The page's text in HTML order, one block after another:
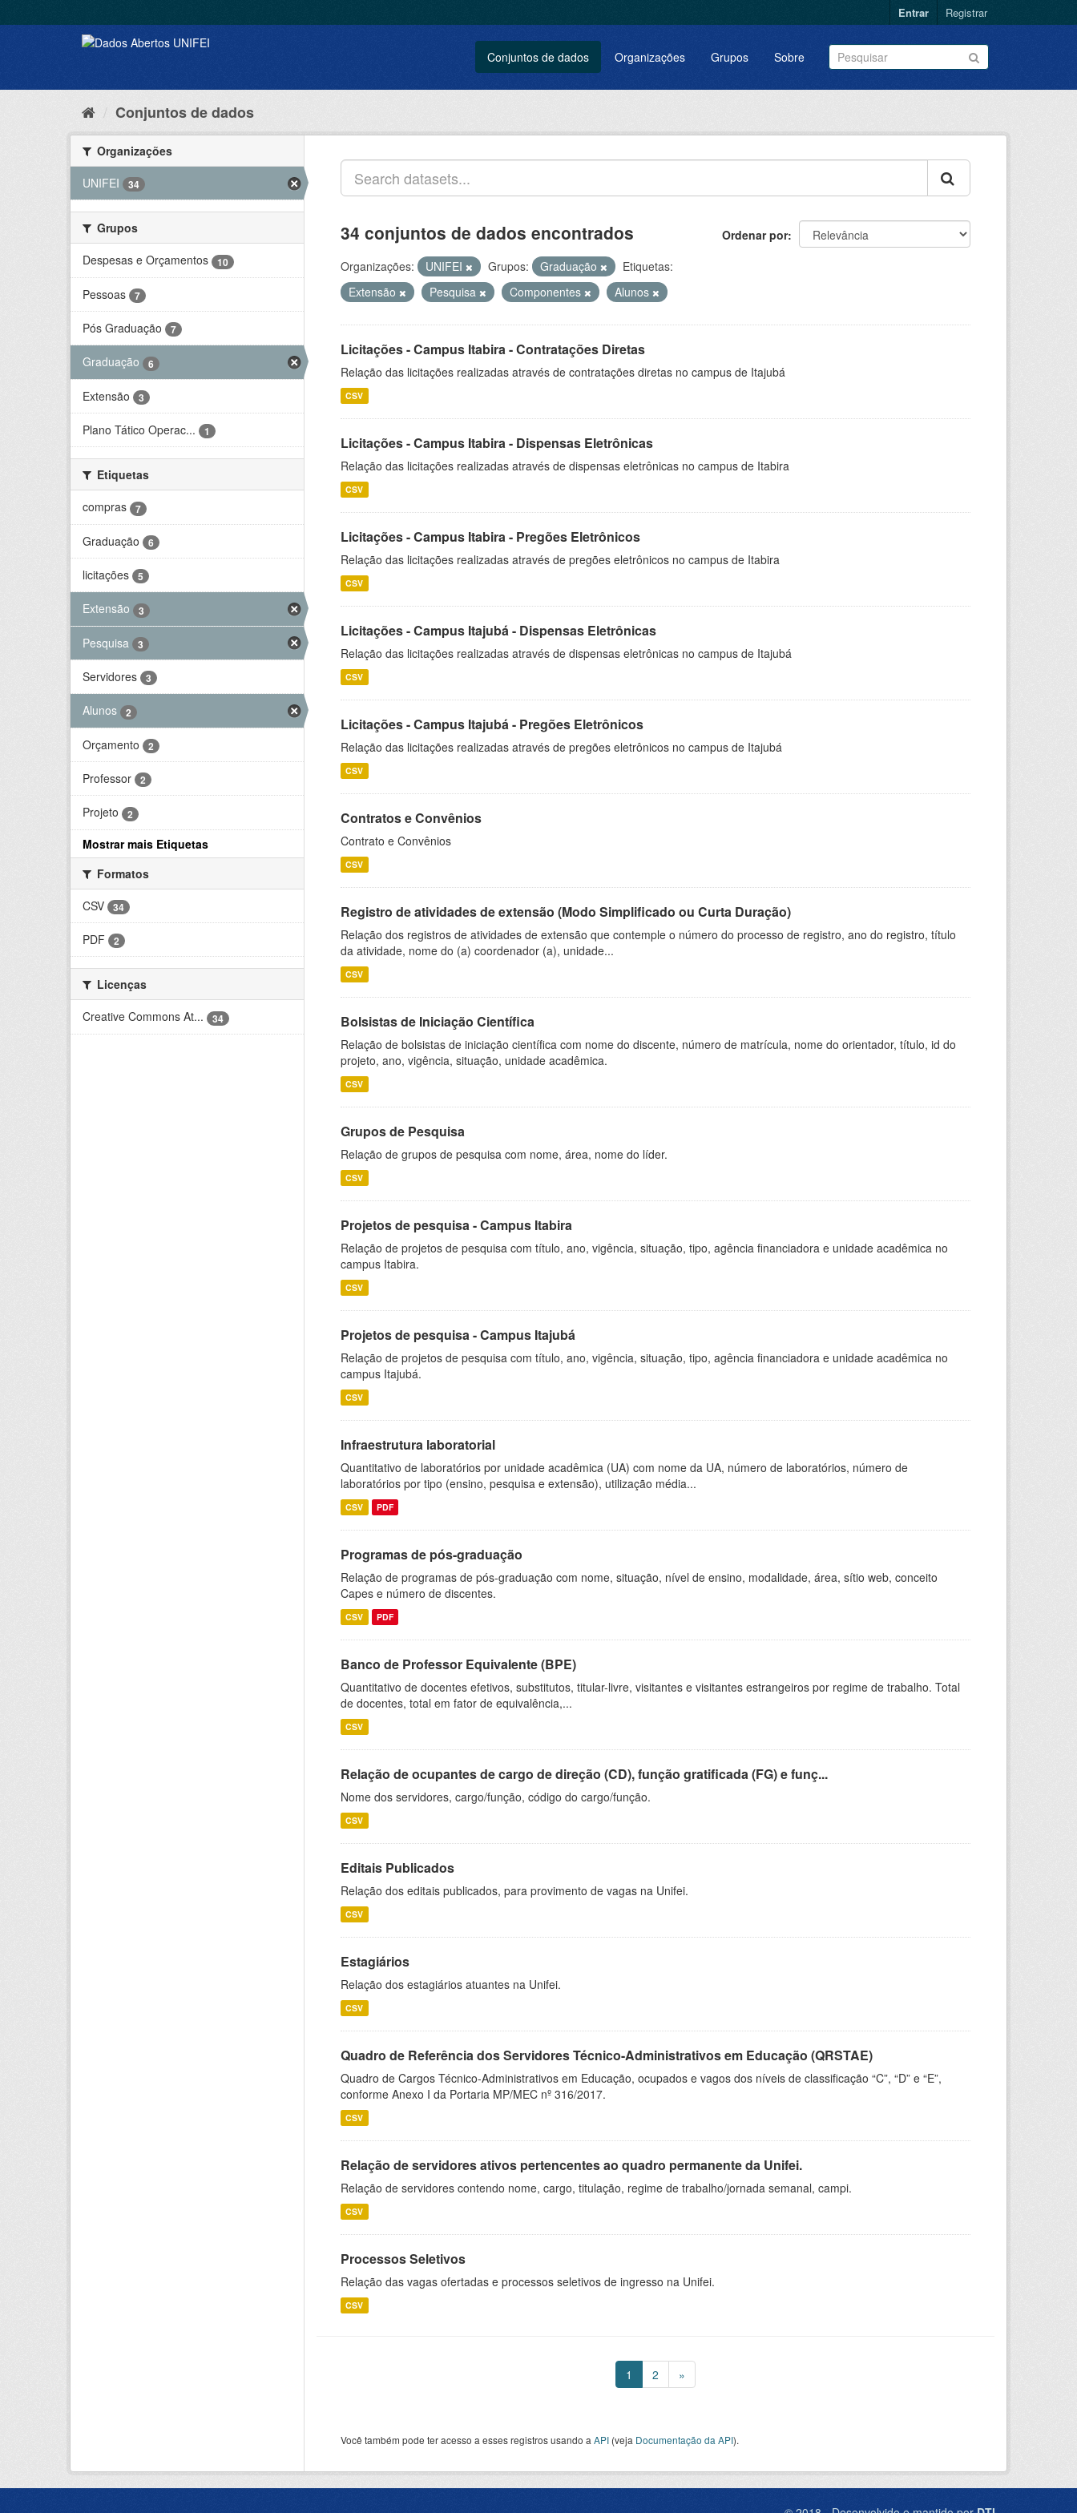
Entrar Registrar
Conjuntos de dados Organizações Grupos Sobre
Conjuntos de dados
Organizações
UNIFEI
34
Grupos
Despesas e Orçamentos
10
Pessoas 7
Pós Graduação 7
Graduação 6
Extensão 3
Plano Tático Operac... 1
Etiquetas
compras
7
Graduação 6
licitações 5
Extensão 3
Pesquisa 3
Servidores 3
Alunos 2
Orçamento 2
Professor 2
Projeto 2
Mostrar mais Etiquetas
Formatos
CSV
34
PDF 2
Licenças
Creative Commons At...
34
Ordenar por
34 conjuntos de dados encontrados
Organizações: UNIFEI Grupos: Graduação
Etiquetas:
Extensão
Pesquisa Componentes Alunos
Licitações - Campus Itabira - Contratações Diretas
Relação das licitações realizadas através de contratações diretas no campus de Itajubá
CSV
Licitações - Campus Itabira - Dispensas Eletrônicas
Relação das licitações realizadas através de dispensas eletrônicas no campus de Itabira
CSV
Licitações - Campus Itabira - Pregões Eletrônicos
Relação das licitações realizadas através de pregões eletrônicos no campus de Itabira
CSV
Licitações - Campus Itajubá - Dispensas Eletrônicas
Relação das licitações realizadas através de dispensas eletrônicas no campus de Itajubá
CSV
Licitações - Campus Itajubá - Pregões Eletrônicos
Relação das licitações realizadas através de pregões eletrônicos no campus de Itajubá
CSV
Contratos e Convênios
Contrato e Convênios
CSV
Registro de atividades de extensão (Modo Simplificado ou Curta Duração)
Relação dos registros de atividades de extensão que contemple o número do processo de registro, ano do registro, título
da atividade, nome do (a) coordenador (a), unidade...
CSV
Bolsistas de Iniciação Científica
Relação de bolsistas de iniciação científica com nome do discente, número de matrícula, nome do orientador, título, id do
projeto, ano, vigência, situação, unidade acadêmica.
CSV
Grupos de Pesquisa
Relação de grupos de pesquisa com nome, área, nome do líder.
CSV
Projetos de pesquisa - Campus Itabira
Relação de projetos de pesquisa com título, ano, vigência, situação, tipo, agência financiadora e unidade acadêmica no
campus Itabira.
CSV
Projetos de pesquisa - Campus Itajubá
Relação de projetos de pesquisa com título, ano, vigência, situação, tipo, agência financiadora e unidade acadêmica no
campus Itajubá.
CSV
Infraestrutura laboratorial
Quantitativo de laboratórios por unidade acadêmica (UA) com nome da UA, número de laboratórios, número de
laboratórios por tipo (ensino, pesquisa e extensão), utilização média...
CSV PDF
Programas de pós-graduação
Relação de programas de pós-graduação com nome, situação, nível de ensino, modalidade, área, sítio web, conceito
Capes e número de discentes.
CSV PDF
Banco de Professor Equivalente (BPE)
Quantitativo de docentes efetivos, substitutos, titular-livre, visitantes e visitantes estrangeiros por regime de trabalho. Total
de docentes, total em fator de equivalência,...
CSV
Relação de ocupantes de cargo de direção (CD), função gratificada (FG) e funç...
Nome dos servidores, cargo/função, código do cargo/função.
CSV
Editais Publicados
Relação dos editais publicados, para provimento de vagas na Unifei.
CSV
Estagiários
Relação dos estagiários atuantes na Unifei.
CSV
Quadro de Referência dos Servidores Técnico-Administrativos em Educação (QRSTAE)
Quadro de Cargos Técnico-Administrativos em Educação, ocupados e vagos dos níveis de classificação “C”, “D” e “E”,
conforme Anexo I da Portaria MP/MEC nº 316/2017.
CSV
Relação de servidores ativos pertencentes ao quadro permanente da Unifei.
Relação de servidores contendo nome, cargo, titulação, regime de trabalho/jornada semanal, campi.
CSV
Processos Seletivos
Relação das vagas ofertadas e processos seletivos de ingresso na Unifei.
CSV
1 2 »
Você também pode ter acesso a esses registros usando a API (veja Documentação da API).